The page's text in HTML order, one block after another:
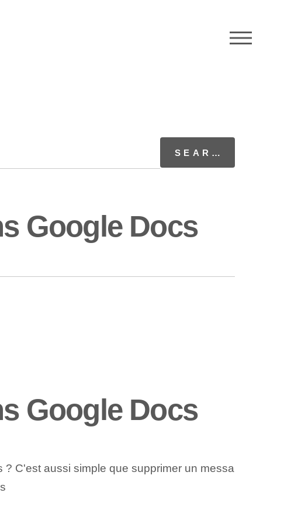
Google Docs
Google Docs
C'est aussi simple que supprimer un messa